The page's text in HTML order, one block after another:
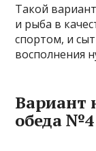
Такой
и рыба в
спортом, и
восполнения
Вариант
обеда №4